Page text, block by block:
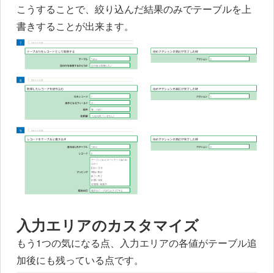
こうすることで、絞り込んだ結果のみでテーブルを上
書きすることが出来ます。
入力エリアのカスタマイズ
もう1つの気になる点、入力エリアの各値がテーブル追
加後にも残っている点です。